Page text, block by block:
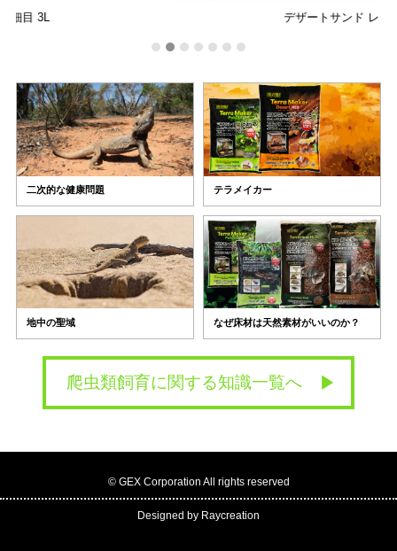
デザートサンド レッド 3kg
二次的な健康問題 テラメイカー
地中の聖域 なぜ床材は天然素材がいいのか？
爬虫類飼育に関する知識一覧へ
© GEX Corporation All rights reserved
Designed by Raycreation